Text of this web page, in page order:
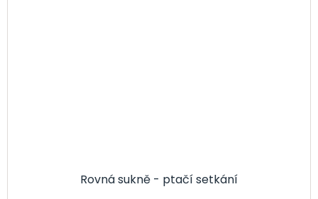
Rovná sukně - ptačí setkání